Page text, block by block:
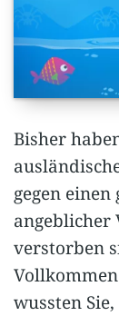
Bisher
gegen
angeblicher
verstorben
wussten